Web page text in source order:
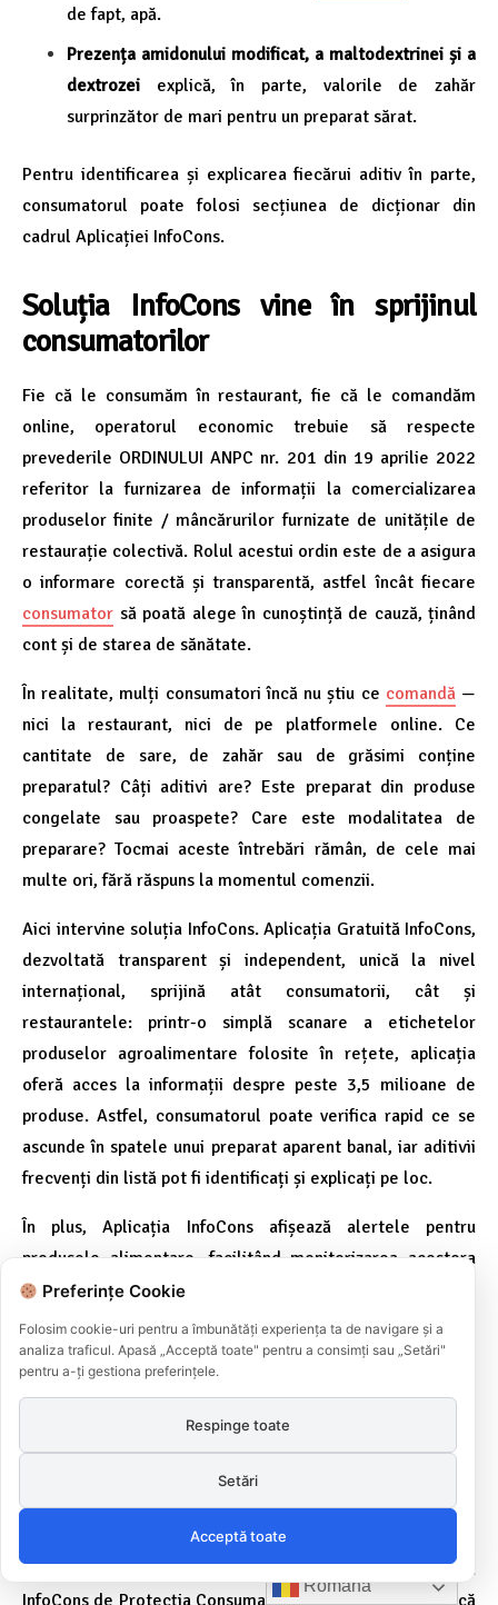
de fapt, apă.
Prezența amidonului modificat, a maltodextrinei și a
dextrozei explică, în parte, valorile de zahăr
surprinzător de mari pentru un preparat sărat.
Pentru identificarea și explicarea fiecărui aditiv în parte,
consumatorul poate folosi secțiunea de dicționar din
cadrul Aplicației InfoCons.
Soluția InfoCons vine în sprijinul
consumatorilor
Fie că le consumăm în restaurant, fie că le comandăm
online, operatorul economic trebuie să respecte
prevederile ORDINULUI ANPC nr. 201 din 19 aprilie 2022
referitor la furnizarea de informații la comercializarea
produselor finite / mâncărurilor furnizate de unitățile de
restaurație colectivă. Rolul acestui ordin este de a asigura
o informare corectă și transparentă, astfel încât fiecare
consumator să poată alege în cunoștință de cauză, ținând
cont și de starea de sănătate.
În realitate, mulți consumatori încă nu știu ce comandă—
nici la restaurant, nici de pe platformele online. Ce
cantitate de sare, de zahăr sau de grăsimi conține
preparatul? Câți aditivi are? Este preparat din produse
congelate sau proaspete? Care este modalitatea de
preparare? Tocmai aceste întrebări rămân, de cele mai
multe ori, fără răspuns la momentul comenzii.
Aici intervine soluția InfoCons. Aplicația Gratuită InfoCons,
dezvoltată transparent și independent, unică la nivel
internațional, sprijină atât consumatorii, cât și
restaurantele: printr-o simplă scanare a etichetelor
produselor agroalimentare folosite în rețete, aplicația
oferă acces la informații despre peste 3,5 milioane de
produse. Astfel, consumatorul poate verifica rapid ce se
ascunde în spatele unui preparat aparent banal, iar aditivii
frecvenți din listă pot fi identificați și explicați pe loc.
În plus, Aplicația InfoCons afișează alertele pentru
produsele alimentare, facilitând monitorizarea acestora
pentru a se asigura că produsele folosite nu afectează
sănătatea consumatorilor. Informarea corectă rămâne cel
mai puternic instrument al consumatorului: cine știe ce
alege, alege bine.
Lista completă a aditivilor alimentari
/ E-uri poate fi consultatăAICI
Sfat de siguranță :Alegi bine , te simți binecu Aplicația
InfoCons de Protecția Consumatorilor ! Aplicația identifică
Română
Preferințe Cookie
Folosim cookie-uri pentru a îmbunătăți experiența ta de navigare și a
analiza traficul. Apasă „Acceptă toate" pentru a consimți sau „Setări"
pentru a-ți gestiona preferințele.
Respinge toate
Setări
Acceptă toate